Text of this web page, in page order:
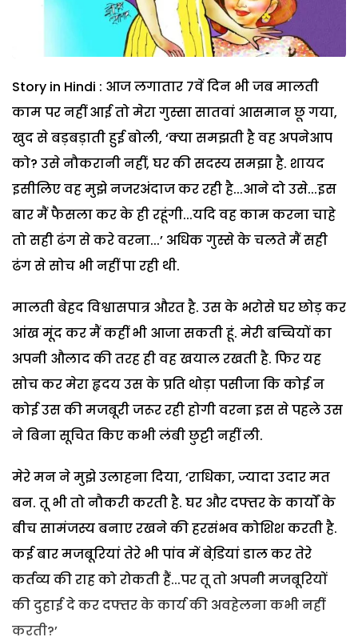
Story in Hindi : आज लगातार 7वें दिन भी जब मालती
काम पर नहीं आई तो मेरा गुस्सा सातवां आसमान छू गया,
खुद से बड़बड़ाती हुई बोली, ‘क्या समझती है वह अपनेआप
को? उसे नौकरानी नहीं, घर की सदस्य समझा है. शायद
इसीलिए वह मुझे नजरअंदाज कर रही है...आने दो उसे...इस
बार मैं फैसला कर के ही रहूंगी...यदि वह काम करना चाहे
तो सही ढंग से करे वरना...’ अधिक गुस्से के चलते मैं सही
ढंग से सोच भी नहीं पा रही थी.
मालती बेहद विश्वासपात्र औरत है. उस के भरोसे घर छोड़ कर
आंख मूंद कर मैं कहीं भी आजा सकती हूं. मेरी बच्चियों का
अपनी औलाद की तरह ही वह खयाल रखती है. फिर यह
सोच कर मेरा हृदय उस के प्रति थोड़ा पसीजा कि कोई न
कोई उस की मजबूरी जरूर रही होगी वरना इस से पहले उस
ने बिना सूचित किए कभी लंबी छुट्टी नहीं ली.
मेरे मन ने मुझे उलाहना दिया, ‘राधिका, ज्यादा उदार मत
बन. तू भी तो नौकरी करती है. घर और दफ्तर के कार्यों के
बीच सामंजस्य बनाए रखने की हरसंभव कोशिश करती है.
कई बार मजबूरियां तेरे भी पांव में बेडि़यां डाल कर तेरे
कर्तव्य की राह को रोकती हैं...पर तू तो अपनी मजबूरियों
की दुहाई दे कर दफ्तर के कार्य की अवहेलना कभी नहीं
करती?’